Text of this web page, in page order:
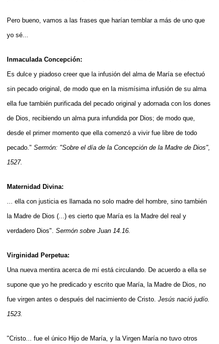
Pero bueno, vamos a las frases que harían temblar a más de uno que
yo sé...
Inmaculada Concepción:
Es dulce y piadoso creer que la infusión del alma de María se efectuó
sin pecado original, de modo que en la mismísima infusión de su alma
ella fue también purificada del pecado original y adornada con los dones
de Dios, recibiendo un alma pura infundida por Dios; de modo que,
desde el primer momento que ella comenzó a vivir fue libre de todo
pecado." Sermón: "Sobre el día de la Concepción de la Madre de Dios",
1527.
Maternidad Divina:
... ella con justicia es llamada no solo madre del hombre, sino también
la Madre de Dios (...) es cierto que María es la Madre del real y
verdadero Dios". Sermón sobre Juan 14.16.
Virginidad Perpetua:
Una nueva mentira acerca de mí está circulando. De acuerdo a ella se
supone que yo he predicado y escrito que María, la Madre de Dios, no
fue virgen antes o después del nacimiento de Cristo. Jesús nació judío.
1523.
"Cristo... fue el único Hijo de María, y la Virgen María no tuvo otros